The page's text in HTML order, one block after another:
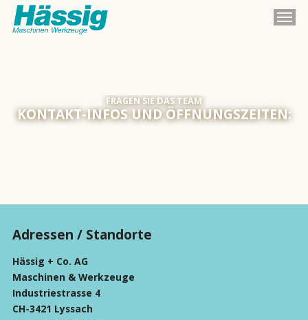
FRAGEN SIE DAS TEAM
KONTAKT-INFOS UND ÖFFNUNGSZEITEN:
Adressen / Standorte
Hässig + Co. AG
Maschinen & Werkzeuge
Industriestrasse 4
CH-3421 Lyssach